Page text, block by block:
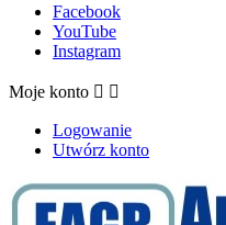
Facebook
YouTube
Instagram
Moje konto  
Logowanie
Utwórz konto